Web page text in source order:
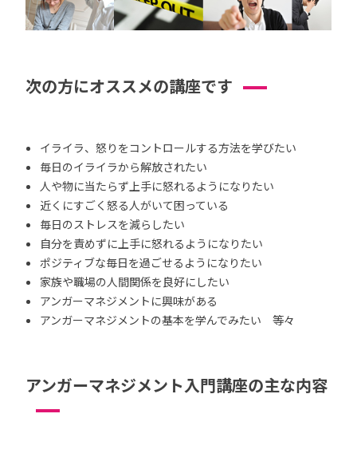
次の方にオススメの講座です
イライラ、怒りをコントロールする方法を学びたい
毎日のイライラから解放されたい
人や物に当たらず上手に怒れるようになりたい
近くにすごく怒る人がいて困っている
毎日のストレスを減らしたい
自分を責めずに上手に怒れるようになりたい
ポジティブな毎日を過ごせるようになりたい
家族や職場の人間関係を良好にしたい
アンガーマネジメントに興味がある
アンガーマネジメントの基本を学んでみたい 等々
アンガーマネジメント入門講座の主な内容